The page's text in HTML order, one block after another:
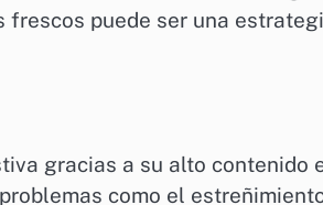
frescos puede ser una
gracias a su alto contenido
como el